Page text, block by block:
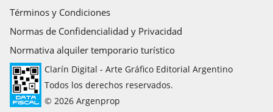
Términos y Condiciones
Normas de Confidencialidad y Privacidad
Normativa alquiler temporario turístico
Clarín Digital - Arte Gráfico Editorial Argentino
Todos los derechos reservados.
© 2026 Argenprop